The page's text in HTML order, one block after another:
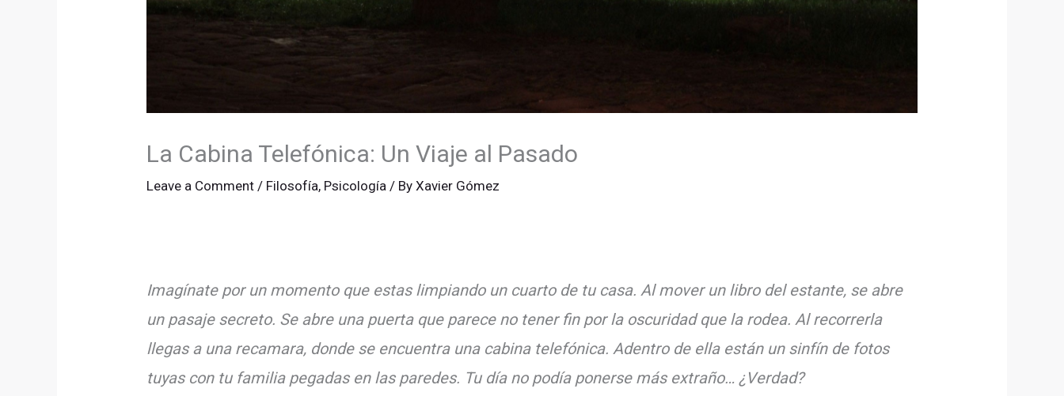
La Cabina Telefónica: Un Viaje al Pasado
Leave a Comment / Filosofía, Psicología / ByXavier Gómez
Imagínate por un momento que estas limpiando un cuarto de tu casa. Al mover un libro del estante, se abre
un pasaje secreto. Se abre una puerta que parece no tener fin por la oscuridad que la rodea. Al recorrerla
llegas a una recamara, donde se encuentra una cabina telefónica. Adentro de ella están un sinfín de fotos
tuyas con tu familia pegadas en las paredes. Tu día no podía ponerse más extraño… ¿Verdad?